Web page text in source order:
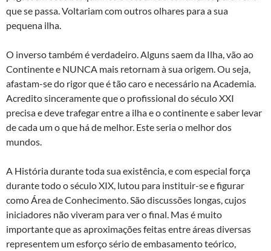
que se passa. Voltariam com outros olhares para a sua
pequena ilha.
O inverso também é verdadeiro. Alguns saem da Ilha, vão ao
Continente e NUNCA mais retornam à sua origem. Ou seja,
afastam-se do rigor que é tão caro e necessário na Academia.
Acredito sinceramente que o profissional do século XXI
precisa e deve trafegar entre a ilha e o continente e saber levar
de cada um o que há de melhor. Este seria o melhor dos
mundos.
A História durante toda sua existência, e com especial força
durante todo o século XIX, lutou para instituir-se e figurar
como Área de Conhecimento. São discussões longas, cujos
iniciadores não viveram para ver o final. Mas é muito
importante que as aproximações feitas entre áreas diversas
representem um esforço sério de embasamento teórico,